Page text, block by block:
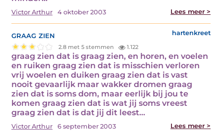
Victor Arthur 4 oktober 2003 Lees meer >
graag zien hartenkreet
2.8 met 5 stemmen 1.122
graag zien dat is graag zien, en horen, en voelen
en ruiken graag zien dat is misschien verloren
vrij woelen en duiken graag zien dat is vast
nooit gevaarlijk maar wakker dromen graag
zien dat is soms dom, maar eerlijk bij jou te
komen graag zien dat is wat jij soms vreest
graag zien dat is dat jij dit leest…
Victor Arthur 6 september 2003 Lees meer >